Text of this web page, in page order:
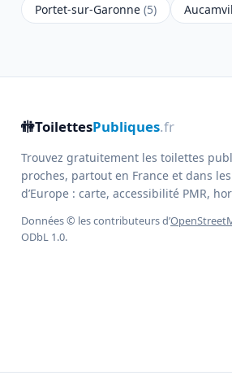
Portet-sur-Garonne (5)
🚻ToilettesPubliques.fr
Trouvez gratuitement les toilettes
proches, partout en France et dans
d’Europe : carte, accessibilité PMR,
Données © les contributeurs d’
ODbL 1.0.